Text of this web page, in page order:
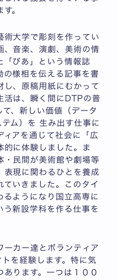
。
術大学で彫刻を作ってい
、音楽、演劇、美術の情
「ぴあ」という情報誌
の様相を伝える記事を書
し、原稿用紙にむかって
活は、瞬く間にDTPの普
、新しい価値（データ
ム）を 生み出す仕事に
ィアを通じて社会に「広
的に体験しました。ま
・民間が美術館や劇場等
表現に関わるひとを養成
ていきました。このタイ
るようになり国立高専に
う新設学科を作る仕事を
ーカー達とボランティア
を経験します。特に気
ります。一つは１００